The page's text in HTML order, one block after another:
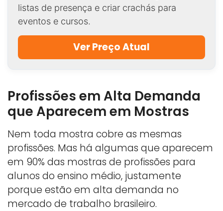
listas de presença e criar crachás para
eventos e cursos.
Ver Preço Atual
Profissões em Alta Demanda
que Aparecem em Mostras
Nem toda mostra cobre as mesmas
profissões. Mas há algumas que aparecem
em 90% das mostras de profissões para
alunos do ensino médio, justamente
porque estão em alta demanda no
mercado de trabalho brasileiro.